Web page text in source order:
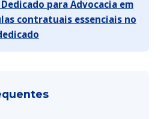
para Advocacia em
contratuais essenciais no